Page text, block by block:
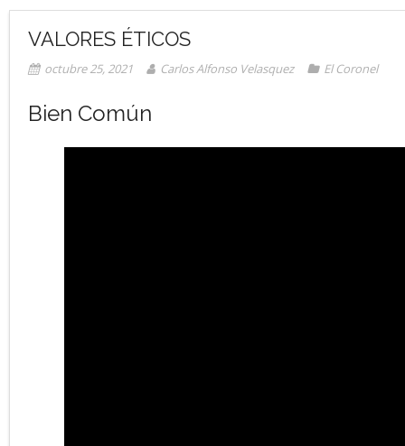
VALORES ÉTICOS
octubre 25, 2021 Carlos Alfonso Velasquez El Coronel
Bien Común